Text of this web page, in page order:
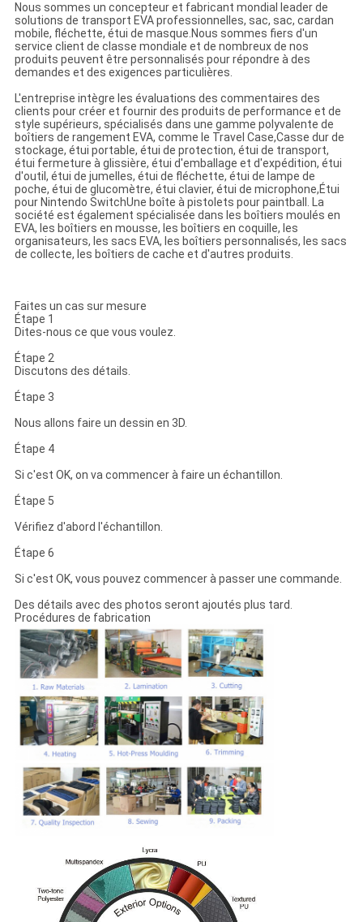
Nous sommes un concepteur et fabricant mondial leader de
solutions de transport EVA professionnelles, sac, sac, cardan
mobile, fléchette, étui de masque.Nous sommes fiers d'un
service client de classe mondiale et de nombreux de nos
produits peuvent être personnalisés pour répondre à des
demandes et des exigences particulières.
L'entreprise intègre les évaluations des commentaires des
clients pour créer et fournir des produits de performance et de
style supérieurs, spécialisés dans une gamme polyvalente de
boîtiers de rangement EVA, comme le Travel Case,Casse dur de
stockage, étui portable, étui de protection, étui de transport,
étui fermeture à glissière, étui d'emballage et d'expédition, étui
d'outil, étui de jumelles, étui de fléchette, étui de lampe de
poche, étui de glucomètre, étui clavier, étui de microphone,Étui
pour Nintendo SwitchUne boîte à pistolets pour paintball. La
société est également spécialisée dans les boîtiers moulés en
EVA, les boîtiers en mousse, les boîtiers en coquille, les
organisateurs, les sacs EVA, les boîtiers personnalisés, les sacs
de collecte, les boîtiers de cache et d'autres produits.
Faites un cas sur mesure
Étape 1
Dites-nous ce que vous voulez.
Étape 2
Discutons des détails.
Étape 3
Nous allons faire un dessin en 3D.
Étape 4
Si c'est OK, on va commencer à faire un échantillon.
Étape 5
Vérifiez d'abord l'échantillon.
Étape 6
Si c'est OK, vous pouvez commencer à passer une commande.
Des détails avec des photos seront ajoutés plus tard.
Procédures de fabrication